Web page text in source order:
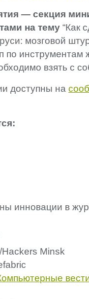
— секция
на тему “Как
мозговой
по инструментам
взять с
доступны на
инновации в
Minsk